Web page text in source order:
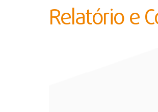
Relatório e